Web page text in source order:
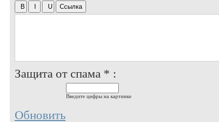
Защита от спама * :
Введите цифры на картинке
Обновить